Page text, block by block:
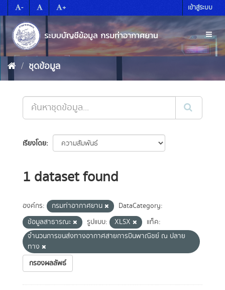
to
content
- + เข้าสู่ระบบ
ชุดข้อมูล
เรียงโดย
1 dataset found
องค์กร: กรมท่าอากาศยาน
DataCategory:
ข้อมูลสาธารณะ
รูปแบบ: XLSX
แท็ค:
จำนวนการขนส่งทางอากาศสายการบินพาณิชย์ ณ ปลาย
ทาง
กรองผลลัพธ์